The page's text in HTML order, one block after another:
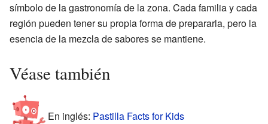
símbolo de la gastronomía de la zona. Cada familia y cada
región pueden tener su propia forma de prepararla, pero la
esencia de la mezcla de sabores se mantiene.
Véase también
En inglés: Pastilla Facts for Kids